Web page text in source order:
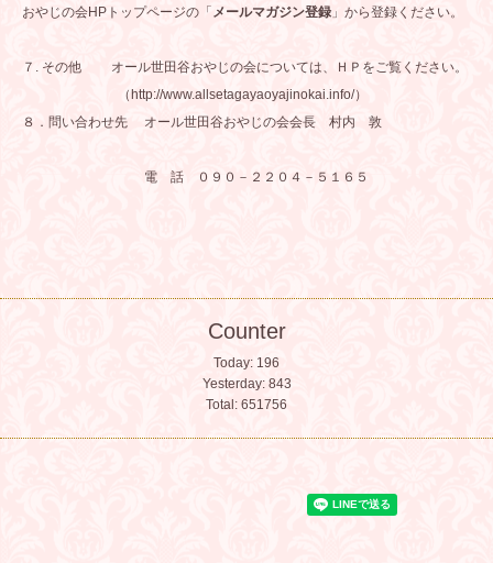
おやじの会HP トップページの「メールマガジン登録 」から登録ください。
７ . その他 オール世田谷おやじの会については、ＨＰをご覧ください。
（http://www.allsetagayaoyajinokai.info/）
８．問い合わせ先 オール世田谷おやじの会会長 村内 敦
電 話 ０９０－２２０４－５１６５
Counter
Today: 196
Yesterday: 843
Total: 651756